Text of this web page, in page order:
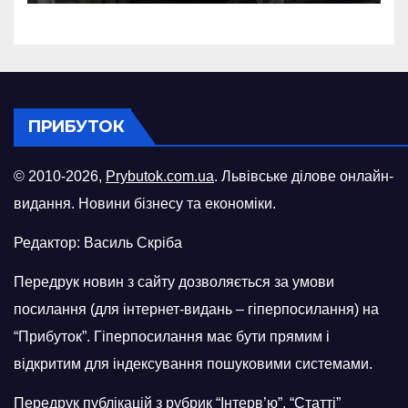
російського БПЛА
ПРИБУТОК
© 2010-2026, Prybutok.com.ua. Львівське ділове онлайн-
видання. Новини бізнесу та економіки.
Редактор: Василь Скріба
Передрук новин з сайту дозволяється за умови
посилання (для інтернет-видань – гіперпосилання) на
“Прибуток”. Гіперпосилання має бути прямим і
відкритим для індексування пошуковими системами.
Передрук публікацій з рубрик “Інтерв’ю”, “Статті”